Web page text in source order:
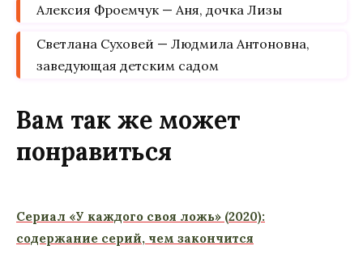
Алексия Фроемчук — Аня, дочка Лизы
Светлана Суховей — Людмила Антоновна,
заведующая детским садом
Вам так же может
понравиться
Сериал «У каждого своя ложь» (2020):
содержание серий, чем закончится